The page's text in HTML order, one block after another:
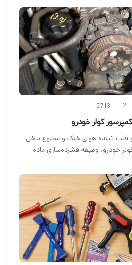
2
کولر خودرو
قلپ تپنده هوای خنک و مطبوع داخل
خودرو، وظیفه فشرده‌سازی ماده